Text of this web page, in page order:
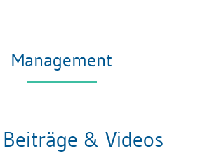
Management
Beiträge & Videos